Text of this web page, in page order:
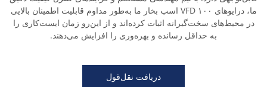
ما، درایوهای VFD ۱۰۰ اسب بخار ما به‌طور مداوم قابلیت اطمینان بالایی
در محیط‌های سخت‌گیرانه اثبات کرده‌اند و از این‌رو زمان ایست‌کاری را
به حداقل رسانده و بهره‌وری را افزایش می‌دهند.
دریافت نقل‌قول